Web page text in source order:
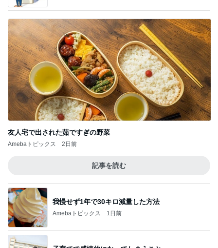
友人宅で出された茹ですぎの野菜
Amebaトピックス 2日前
記事を読む
我慢せず1年で30キロ減量した方法
Amebaトピックス 1日前
Amebaトピックス 20時間前
これがとても好きな天丼の味わい
Amebaトピックス 20時間前